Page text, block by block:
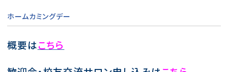
ホームカミングデー
概要はこちら